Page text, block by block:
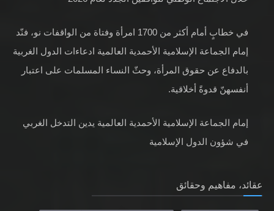
في خطابٍ أمام أكثر من 1700 امرأة وفتاة من الواقفات نو، فنّد
إمام الجماعة الإسلامية الأحمدية العالمية ادعاءات الدول الغربية
بالدفاع عن حقوق المرأة، وحثّ النساء المسلمات على اعتبار
أنفسهنّ قدوةً أخلاقية.
إمام الجماعة الإسلامية الأحمدية العالمية يدين التدخل الغربي
في شؤون الدول الإسلامية
عقائد، مفاهيم وحقائق